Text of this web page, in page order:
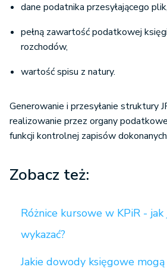
dane podatnika przesyłającego plik,
pełną zawartość podatkowej
rozchodów,
wartość spisu z natury.
Generowanie i przesyłanie struktury
realizowanie przez organy
funkcji kontrolnej zapisów
Zobacz też:
Różnice kursowe w KPiR -
wykazać?
Jakie dowody księgowe